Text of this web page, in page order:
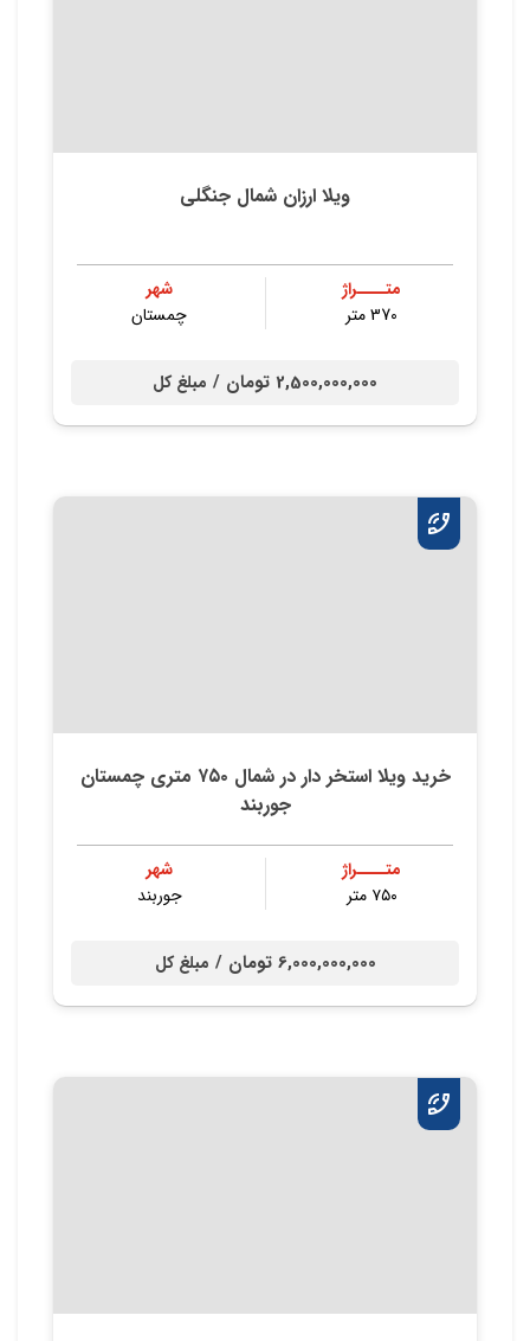
ویلا ارزان شمال جنگلی
متــــراژ
370 متر
شهر
چمستان
2,500,000,000 تومان / مبلغ کل
خرید ویلا استخر دار در شمال ۷۵۰ متری چمستان
جوربند
متــــراژ
۷۵۰ متر
شهر
جوربند
6,000,000,000 تومان / مبلغ کل